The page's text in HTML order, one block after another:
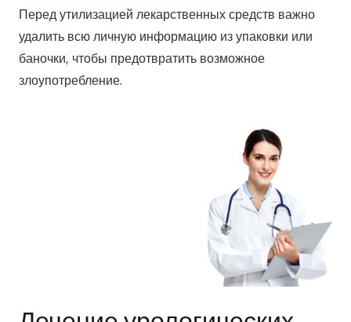
Перед утилизацией лекарственных средств важно
удалить всю личную информацию из упаковки или
баночки, чтобы предотвратить возможное
злоупотребление.